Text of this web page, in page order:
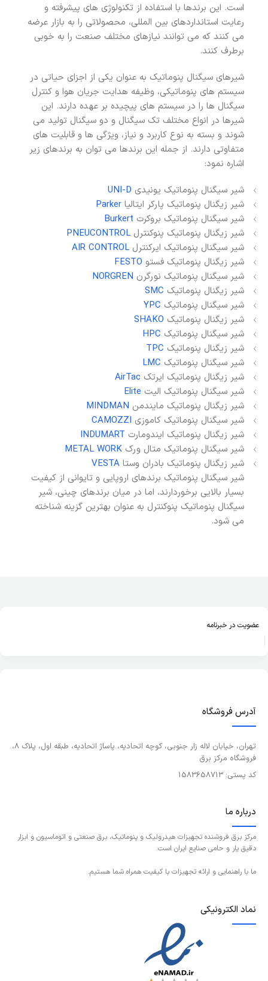
است. این برندها با استفاده از تکنولوژی های پیشرفته و
رعایت استانداردهای بین المللی، محصولاتی را به بازار عرضه
می کنند که می توانند نیازهای مختلف صنعت را به خوبی
برطرف کنند.
شیرهای سیگنال پنوماتیک به عنوان یکی از اجزای حیاتی در
سیستم های پنوماتیکی، وظیفه هدایت جریان هوا و کنترل
سیگنال ها را در سیستم های پیچیده بر عهده دارند. این
شیرها در انواع مختلف تک سیگنال و دو سیگنال تولید می
شوند و بسته به نوع کاربرد و نیاز، ویژگی ها و قابلیت های
متفاوتی دارند. از جمله این برندها می توان به برندهای زیر
اشاره نمود:
شیر سیگنال پنوماتیک یونیدی UNI-D
شیر زیگنال پنوماتیک پارکر ایتالیا Parker
شیر سیگنال پنوماتیک بروکرت Burkert
شیر زیگنال پنوماتیک پنوکنترلPNEUCONTROL
شیر سیگنال پنوماتیک ایرکنترلAIR CONTROL
شیر زیگنال پنوماتیک فستو FESTO
شیر سیگنال پنوماتیک نورگرن NORGREN
شیر زیگنال پنوماتیک SMC
شیر سیگنال پنوماتیک YPC
شیر زیگنال پنوماتیک SHAKO
شیر سیگنال پنوماتیک HPC
شیر زیگنال پنوماتیک TPC
شیر سیگنال پنوماتیک LMC
شیر زیگنال پنوماتیک ایرتک AirTac
شیر سیگنال پنوماتیک الیت Elite
شیر زیگنال پنوماتیک مایندمن MINDMAN
شیر سیگنال پنوماتیک کاموزی CAMOZZI
شیر زیگنال پنوماتیک ایندومارت INDUMART
شیر سیگنال پنوماتیک متال ورک METAL WORK
شیر زیگنال پنوماتیک بادران وستا VESTA
شیر سیگنال پنوماتیک برندهای اروپایی و تایوانی از کیفیت
بسیار بالایی برخوردارند، اما در میان برندهای چینی، شیر
سیگنال پنوماتیک پنوکنترل به عنوان بهترین گزینه شناخته
می شود.
عضویت در خبرنامه
آدرس فروشگاه
تهران، خیابان لاله زار جنوبی، کوچه اتحادیه، پاساژ اتحادیه، طبقه اول، پلاک 8،
فروشگاه مرکز برق
کد پستی: 1583658713
درباره ما
مرکز برق فروشنده تجهیزات هیدرولیک و پنوماتیک، برق صنعتی و اتوماسیون و ابزار
دقیق یار و حامی صنایع ایران است.
ما با راهنمایی و ارائه تجهیزات با کیفیت همراه شما هستیم.
نماد الکترونیکی